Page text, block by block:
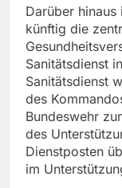
Darüber
künftig die
Sanitätsdienst
Sanitätsdienst
des
Bundeswehr
des
Dienstposten
im